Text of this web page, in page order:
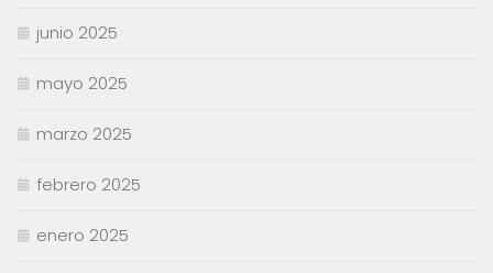
junio 2025
mayo 2025
marzo 2025
febrero 2025
enero 2025